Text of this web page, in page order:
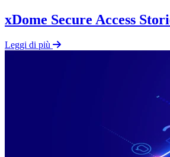
xDome Secure Access
Leggi di più